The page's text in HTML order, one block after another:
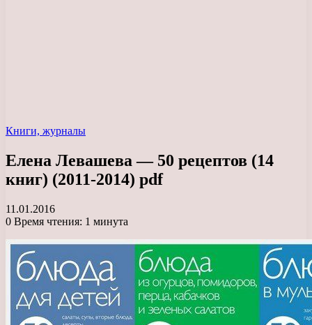
Книги, журналы
Елена Левашева — 50 рецептов (14
книг) (2011-2014) pdf
11.01.2016
0 Время чтения: 1 минута